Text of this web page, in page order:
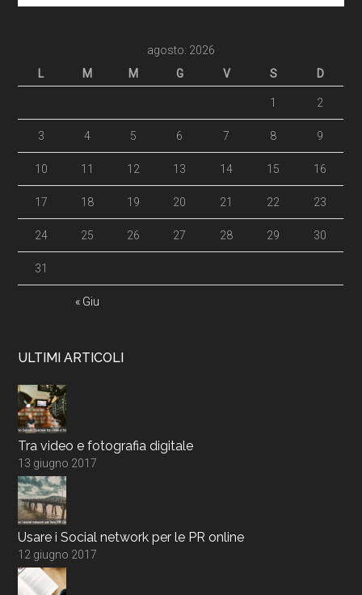
agosto: 2026
L
M M G V S D
« Giu
1 2
3 4 5 6 7 8 9
10 11 12 13 14 15 16
17 18 19 20 21 22 23
24 25 26 27 28 29 30
31
ULTIMI ARTICOLI
Tra video e fotografia digitale
13 giugno 2017
Usare i Social network per le PR online
12 giugno 2017